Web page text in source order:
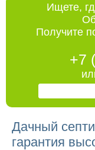
Ищете,
Получите
+7
Дачный
гарантия